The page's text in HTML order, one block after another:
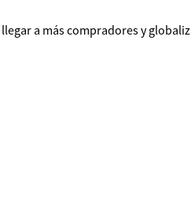
a más compradores y